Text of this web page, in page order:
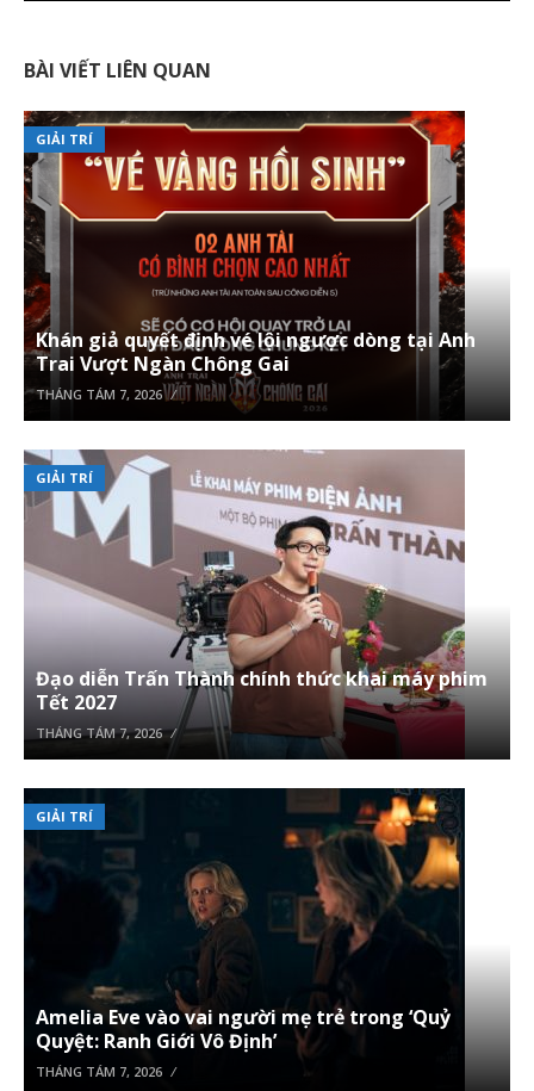
BÀI VIẾT LIÊN QUAN
GIẢI TRÍ
Khán giả quyết định vé lội ngược dòng tại Anh
Trai Vượt Ngàn Chông Gai
THÁNG TÁM 7, 2026
GIẢI TRÍ
Đạo diễn Trấn Thành chính thức khai máy phim
Tết 2027
THÁNG TÁM 7, 2026
GIẢI TRÍ
Amelia Eve vào vai người mẹ trẻ trong ‘Quỷ
Quyệt: Ranh Giới Vô Định’
THÁNG TÁM 7, 2026